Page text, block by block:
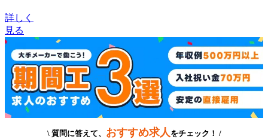
詳しく
見る
\ 質問に答えて、 おすすめ求人 をチェック！ /